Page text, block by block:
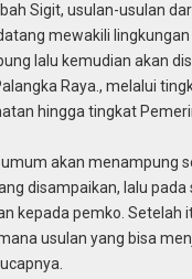
Sigit, usulan-usulan
mewakili lingkungan
lalu kemudian akan
Raya., melalui
hingga tingkat
umum akan menampung
disampaikan, lalu pada
kepada pemko. Setelah
usulan yang bisa